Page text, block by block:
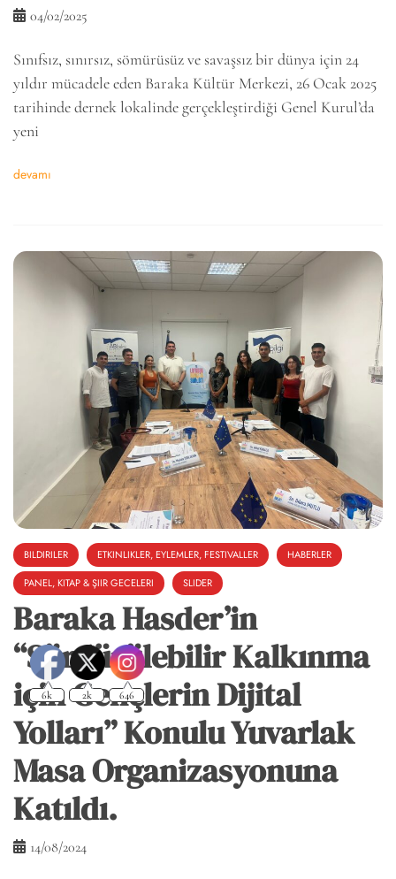
04/02/2025
Sınıfsız, sınırsız, sömürüsüz ve savaşsız bir dünya için 24
yıldır mücadele eden Baraka Kültür Merkezi, 26 Ocak 2025
tarihinde dernek lokalinde gerçekleştirdiği Genel Kurul’da
yeni
devamı
BILDIRILER ETKINLIKLER, EYLEMLER, FESTIVALLER
HABERLER
PANEL, KITAP & ŞIIR GECELERI
SLIDER
Baraka Hasder’in
“Sürdürülebilir Kalkınma
için Gençlerin Dijital
Yolları” Konulu Yuvarlak
Masa Organizasyonuna
Katıldı.
14/08/2024
2k 646